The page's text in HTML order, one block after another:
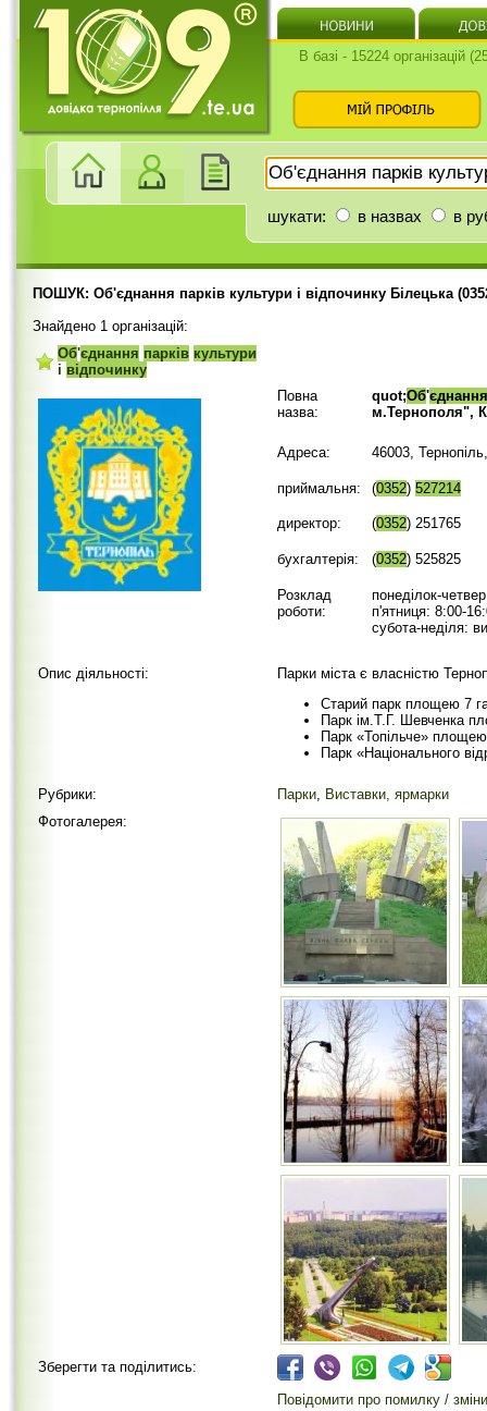
В базі - 15224 організацій
шукати: в назвах в
ПОШУК: Об'єднання парків культури і відпочинку Білецька
Знайдено 1 організацій:
Об'єднання парків культури
і відпочинку
Повна
назва:
quot;Об'єднання
м.Тернополя",
Адреса: 46003,
приймальня: (0352) 527214
директор: (0352) 251765
бухгалтерія: (0352) 525825
Розклад
роботи:
понеділок-
п'ятниця: 8:00-
субота-неділя:
Опис діяльності:
Парки міста є власністю
Старий парк площею 7
Парк ім.Т.Г. Шевченка
Парк «Топільче»
Парк «Національного
Рубрики: Парки, Виставки, ярмарки
Фотогалерея:
Зберегти та поділитись:
Повідомити про помилку / зміни